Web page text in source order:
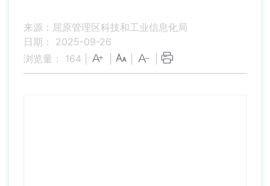
来源：屈原管理区科技和工业信息化局
日期： 2025-09-26
浏览量： 164